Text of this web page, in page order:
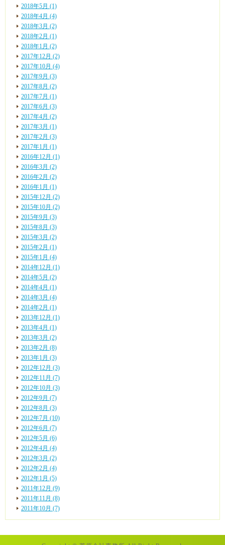
2018年5月 (1)
2018年4月 (4)
2018年3月 (2)
2018年2月 (1)
2018年1月 (2)
2017年12月 (2)
2017年10月 (4)
2017年9月 (3)
2017年8月 (2)
2017年7月 (1)
2017年6月 (3)
2017年4月 (2)
2017年3月 (1)
2017年2月 (3)
2017年1月 (1)
2016年12月 (1)
2016年3月 (2)
2016年2月 (2)
2016年1月 (1)
2015年12月 (2)
2015年10月 (2)
2015年9月 (3)
2015年8月 (3)
2015年3月 (2)
2015年2月 (1)
2015年1月 (4)
2014年12月 (1)
2014年5月 (2)
2014年4月 (1)
2014年3月 (4)
2014年2月 (1)
2013年12月 (1)
2013年4月 (1)
2013年3月 (2)
2013年2月 (8)
2013年1月 (3)
2012年12月 (3)
2012年11月 (7)
2012年10月 (3)
2012年9月 (7)
2012年8月 (3)
2012年7月 (10)
2012年6月 (7)
2012年5月 (6)
2012年4月 (4)
2012年3月 (2)
2012年2月 (4)
2012年1月 (5)
2011年12月 (9)
2011年11月 (8)
2011年10月 (7)